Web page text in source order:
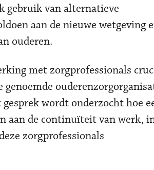
gebruik van alternatieve
aan de nieuwe wetgeving
ouderen.
met zorgprofessionals
wordt onderzocht hoe
aan de continuïteit van werk,
zorgprofessionals